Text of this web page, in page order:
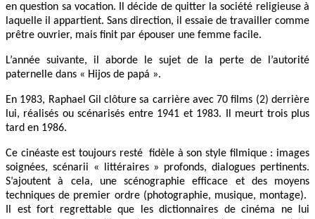
en question sa vocation. Il décide de quitter la société religieuse à
laquelle il appartient. Sans direction, il essaie de travailler comme
prêtre ouvrier, mais finit par épouser une femme facile.
L’année suivante, il aborde le sujet de la perte de l’autorité
paternelle dans « Hijos de papá ».
En 1983, Raphael Gil clôture sa carrière avec 70 films (2) derrière
lui, réalisés ou scénarisés entre 1941 et 1983. Il meurt trois plus
tard en 1986.
Ce cinéaste est toujours resté fidèle à son style filmique : images
soignées, scénarii « littéraires » profonds, dialogues pertinents.
S’ajoutent à cela, une scénographie efficace et des moyens
techniques de premier ordre (photographie, musique, montage).
Il est fort regrettable que les dictionnaires de cinéma ne lui